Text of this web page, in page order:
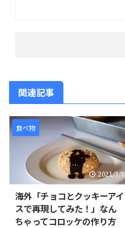
関連記事
食べ物
2021/3/8
海外「チョコとクッキーアイ
スで再現してみた！」なん
ちゃってコロッケの作り方